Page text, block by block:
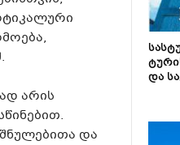
არის
და
და